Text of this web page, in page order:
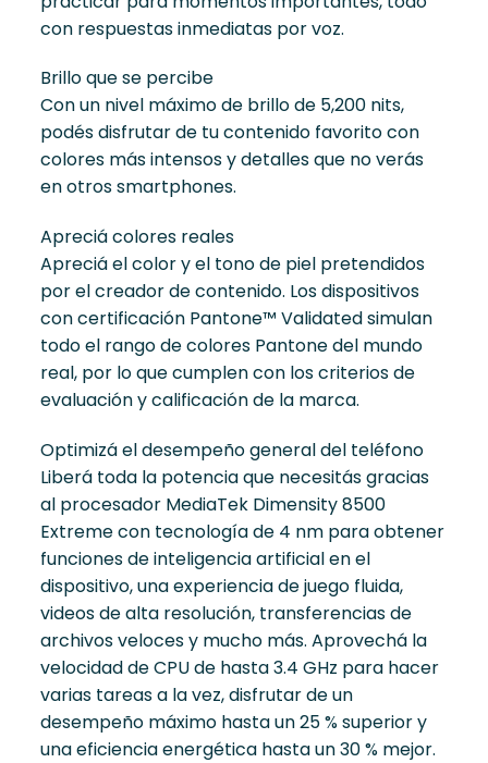
con respuestas inmediatas por voz.
Brillo que se percibe
Con un nivel máximo de brillo de 5,200 nits,
podés disfrutar de tu contenido favorito con
colores más intensos y detalles que no verás
en otros smartphones.
Apreciá colores reales
Apreciá el color y el tono de piel pretendidos
por el creador de contenido. Los dispositivos
con certificación Pantone™ Validated simulan
todo el rango de colores Pantone del mundo
real, por lo que cumplen con los criterios de
evaluación y calificación de la marca.
Optimizá el desempeño general del teléfono
Liberá toda la potencia que necesitás gracias
al procesador MediaTek Dimensity 8500
Extreme con tecnología de 4 nm para obtener
funciones de inteligencia artificial en el
dispositivo, una experiencia de juego fluida,
videos de alta resolución, transferencias de
archivos veloces y mucho más. Aprovechá la
velocidad de CPU de hasta 3.4 GHz para hacer
varias tareas a la vez, disfrutar de un
desempeño máximo hasta un 25 % superior y
una eficiencia energética hasta un 30 % mejor.